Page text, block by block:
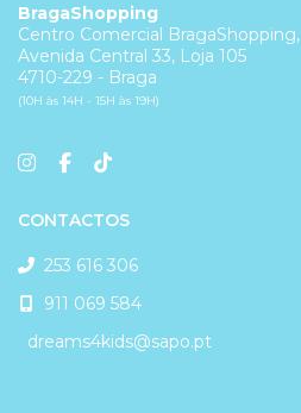
BragaShopping
Centro Comercial BragaShopping,
Avenida Central 33, Loja 105
4710-229 - Braga
(10H às 14H - 15H às 19H)
CONTACTOS
253 616 306
911 069 584
dreams4kids@sapo.pt